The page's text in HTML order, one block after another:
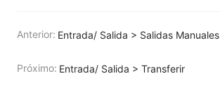
Anterior: Entrada/ Salida > Salidas Manuales
Próximo: Entrada/ Salida > Transferir